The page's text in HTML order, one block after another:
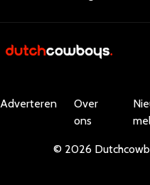
Adverteren
Over
ons
© 2026